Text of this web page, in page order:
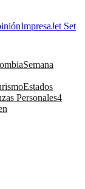
ImpresaJet Set
Semana
Estados
Personales4